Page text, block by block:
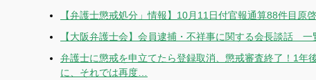
【弁護士懲戒処分」情報】10月11日付官報通算88件目原
【大阪弁護士会】会員逮捕・不祥事に関する会長談話
弁護士に懲戒を申立てたら登録取消、懲戒審査終了！1年
に、それでは再度…